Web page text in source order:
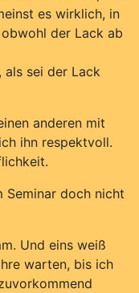
es wirklich, in
der Lack ab
als sei der Lack
anderen mit
ihn respektvoll.
Seminar doch nicht
Und eins weiß
warten, bis ich